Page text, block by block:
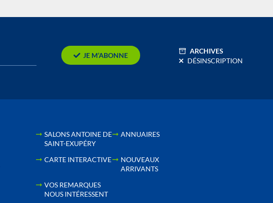
JE M’ABONNE
ARCHIVES
DÉSINSCRIPTION
SALONS ANTOINE DE
SAINT-EXUPÉRY
ANNUAIRES
CARTE INTERACTIVE
NOUVEAUX
ARRIVANTS
VOS REMARQUES
NOUS INTÉRESSENT